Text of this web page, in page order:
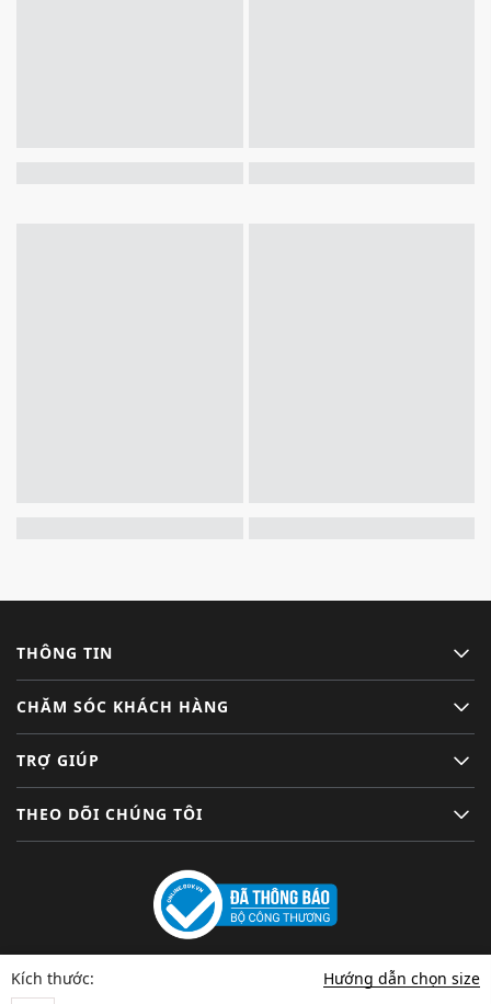
Kích thước: Hướng dẫn chọn size
THÔNG TIN
CHĂM SÓC KHÁCH HÀNG
TRỢ GIÚP
THEO DÕI CHÚNG TÔI